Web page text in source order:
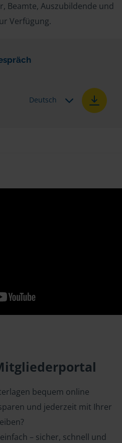
Beamte, Auszubildende und
Verfügung.
Deutsch
bequem online
und jederzeit mit Ihrer
– sicher, schnell und